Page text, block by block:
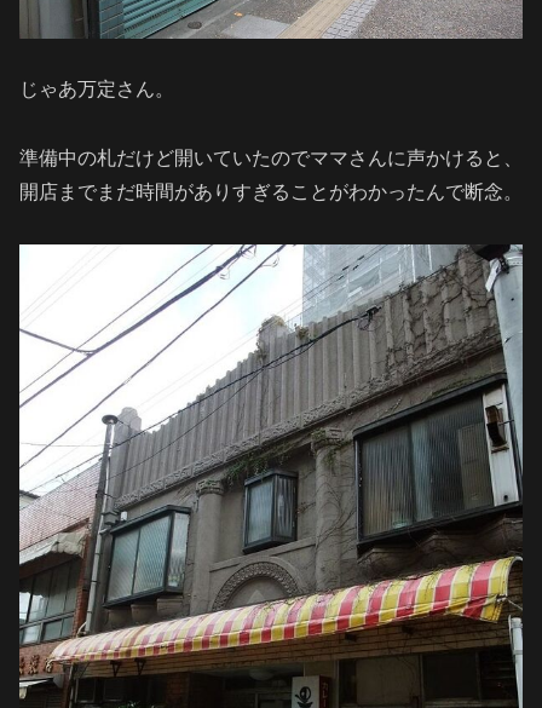
じゃあ万定さん。
準備中の札だけど開いていたのでママさんに声かけると、
開店までまだ時間がありすぎることがわかったんで断念。